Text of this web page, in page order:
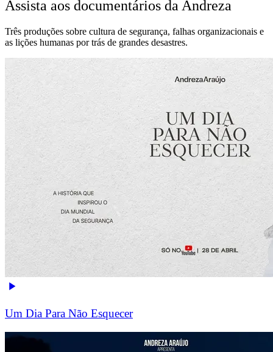
Assista aos documentários da Andreza
Três produções sobre cultura de segurança, falhas organizacionais e
as lições humanas por trás de grandes desastres.
Um Dia Para Não Esquecer